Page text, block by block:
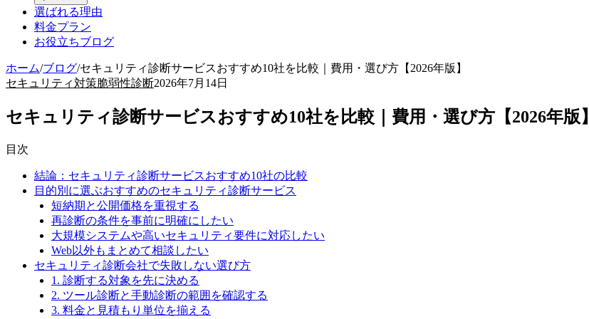
選ばれる理由
料金プラン
お役立ちブログ
ホーム/ブログ/セキュリティ診断サービスおすすめ10社を比較｜費用・選び方【2026年版】
セキュリティ対策脆弱性診断2026年7月14日
セキュリティ診断サービスおすすめ10社を比較｜費用・選び方【2026年版】
目次
結論：セキュリティ診断サービスおすすめ10社の比較
目的別に選ぶおすすめのセキュリティ診断サービス
短納期と公開価格を重視する
再診断の条件を事前に明確にしたい
大規模システムや高いセキュリティ要件に対応したい
Web以外もまとめて相談したい
セキュリティ診断会社で失敗しない選び方
1. 診断する対象を先に決める
2. ツール診断と手動診断の範囲を確認する
3. 料金と見積もり単位を揃える